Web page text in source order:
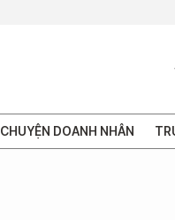
CHUYỆN DOANH NHÂN